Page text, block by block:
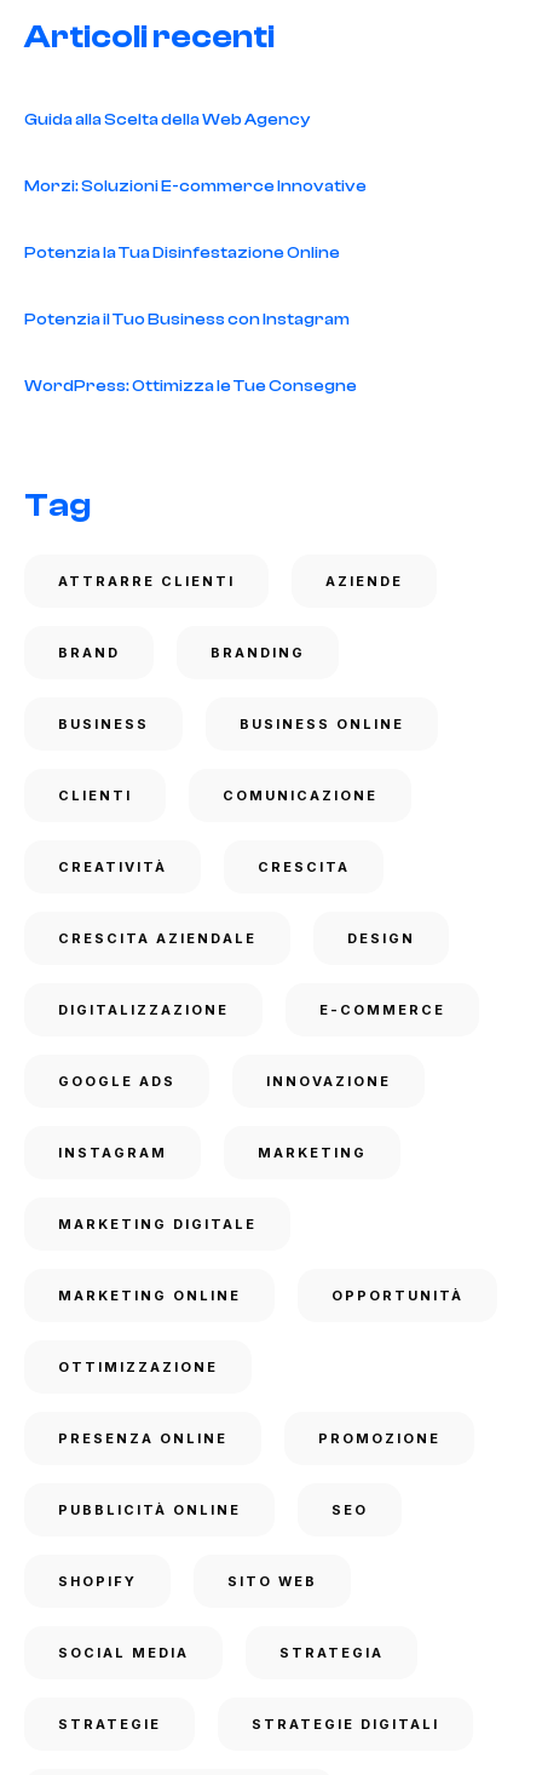
Articoli recenti
Guida alla Scelta della Web Agency
Morzi: Soluzioni E-commerce Innovative
Potenzia la Tua Disinfestazione Online
Potenzia il Tuo Business con Instagram
WordPress: Ottimizza le Tue Consegne
Tag
ATTRARRE CLIENTI AZIENDE
BRAND BRANDING
BUSINESS BUSINESS ONLINE
CLIENTI COMUNICAZIONE
CREATIVITÀ CRESCITA
CRESCITA AZIENDALE DESIGN
DIGITALIZZAZIONE E-COMMERCE
GOOGLE ADS INNOVAZIONE
INSTAGRAM MARKETING
MARKETING DIGITALE
MARKETING ONLINE OPPORTUNITÀ
OTTIMIZZAZIONE
PRESENZA ONLINE PROMOZIONE
PUBBLICITÀ ONLINE SEO
SHOPIFY SITO WEB
SOCIAL MEDIA STRATEGIA
STRATEGIE STRATEGIE DIGITALI